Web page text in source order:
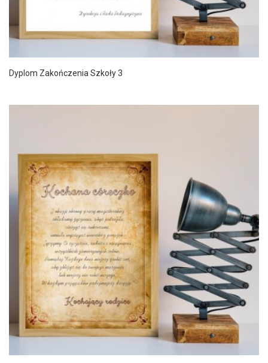
Dyplom Zakończenia Szkoły 3